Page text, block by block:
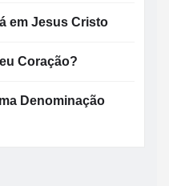
em Jesus Cristo
Coração?
Denominação